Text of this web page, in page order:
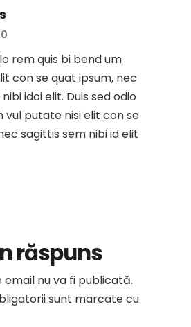
rem quis bi bend um
con se quat ipsum, nec
idoi elit. Duis sed odio
vul putate nisi elit con se
sagittis sem nibi id elit
răspuns
email nu va fi publicată.
sunt marcate cu